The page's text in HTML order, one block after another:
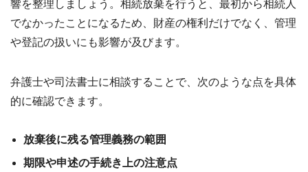
響を整理しましょう。相続放棄を行うと、最初から相続人
でなかったことになるため、財産の権利だけでなく、管理
や登記の扱いにも影響が及びます。
弁護士や司法書士に相談することで、次のような点を具体
的に確認できます。
放棄後に残る管理義務の範囲
期限や申述の手続き上の注意点